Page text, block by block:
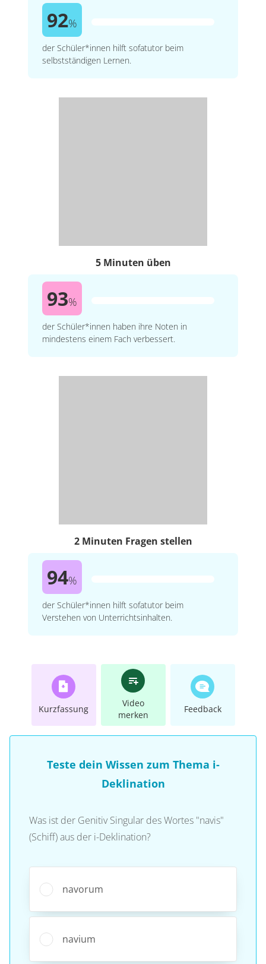
92%
der Schüler*innen hilft sofatutor beim
selbstständigen Lernen.
5 Minuten üben
93%
der Schüler*innen haben ihre Noten in
mindestens einem Fach verbessert.
2 Minuten Fragen stellen
94%
der Schüler*innen hilft sofatutor beim
Verstehen von Unterrichtsinhalten.
Kurzfassung
Video
merken
Feedback
Teste dein Wissen zum Thema i-
Deklination
Was ist der Genitiv Singular des Wortes "navis"
(Schiff) aus der i-Deklination?
navorum
navium